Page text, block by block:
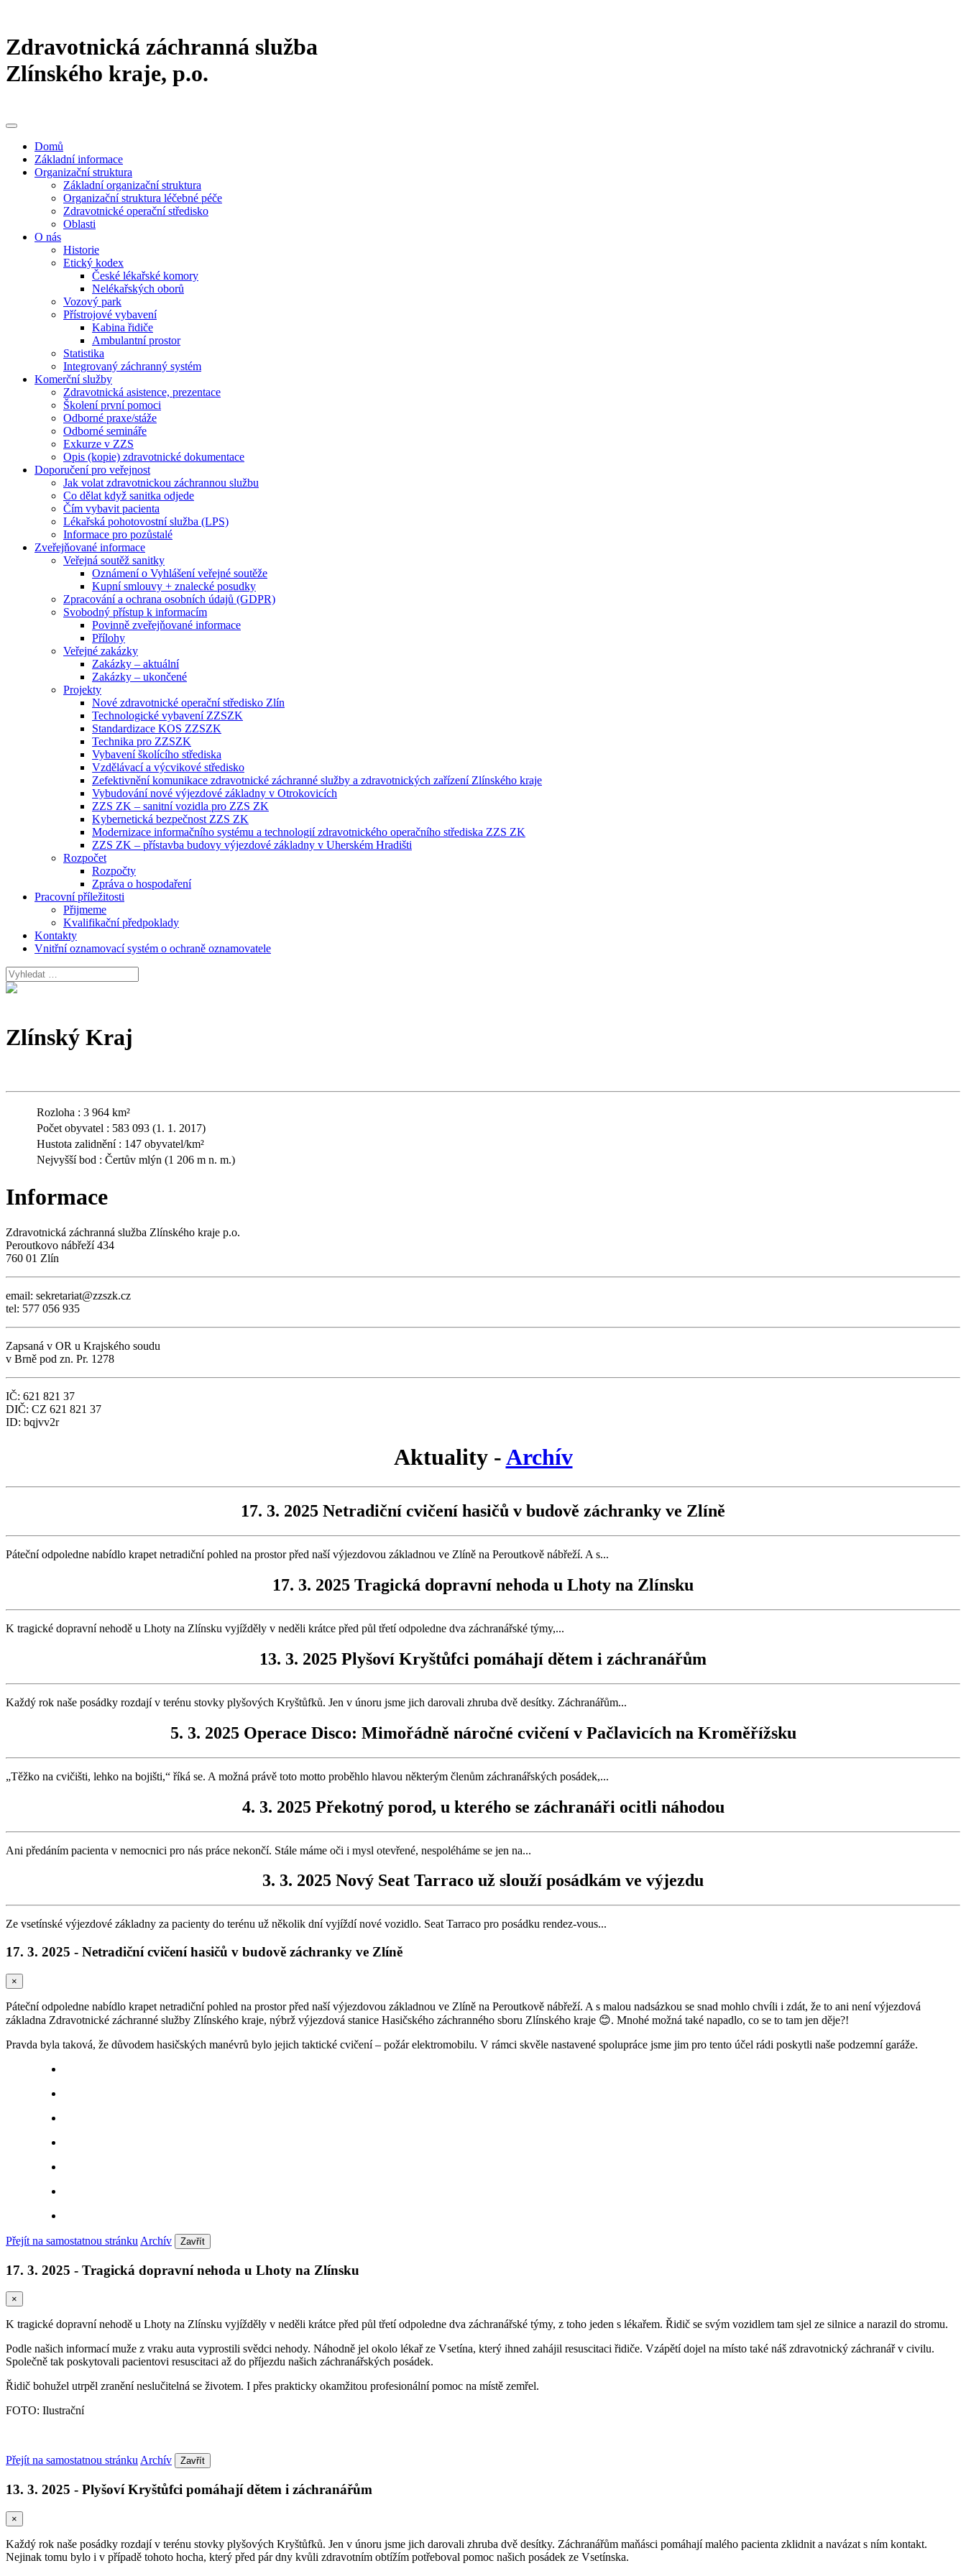
Zdravotnická záchranná služba
Zlínského kraje, p.o.
Domů
Základní informace
Organizační struktura
Základní organizační struktura
Organizační struktura léčebné péče
Zdravotnické operační středisko
Oblasti
O nás
Historie
Etický kodex
České lékařské komory
Nelékařských oborů
Vozový park
Přístrojové vybavení
Kabina řidiče
Ambulantní prostor
Statistika
Integrovaný záchranný systém
Komerční služby
Zdravotnická asistence, prezentace
Školení první pomoci
Odborné praxe/stáže
Odborné semináře
Exkurze v ZZS
Opis (kopie) zdravotnické dokumentace
Doporučení pro veřejnost
Jak volat zdravotnickou záchrannou službu
Co dělat když sanitka odjede
Čím vybavit pacienta
Lékařská pohotovostní služba (LPS)
Informace pro pozůstalé
Zveřejňované informace
Veřejná soutěž sanitky
Oznámení o Vyhlášení veřejné soutěže
Kupní smlouvy + znalecké posudky
Zpracování a ochrana osobních údajů (GDPR)
Svobodný přístup k informacím
Povinně zveřejňované informace
Přílohy
Veřejné zakázky
Zakázky – aktuální
Zakázky – ukončené
Projekty
Nové zdravotnické operační středisko Zlín
Technologické vybavení ZZSZK
Standardizace KOS ZZSZK
Technika pro ZZSZK
Vybavení školícího střediska
Vzdělávací a výcvikové středisko
Zefektivnění komunikace zdravotnické záchranné služby a zdravotnických zařízení Zlínského kraje
Vybudování nové výjezdové základny v Otrokovicích
ZZS ZK – sanitní vozidla pro ZZS ZK
Kybernetická bezpečnost ZZS ZK
Modernizace informačního systému a technologií zdravotnického operačního střediska ZZS ZK
ZZS ZK – přístavba budovy výjezdové základny v Uherském Hradišti
Rozpočet
Rozpočty
Zpráva o hospodaření
Pracovní příležitosti
Přijmeme
Kvalifikační předpoklady
Kontakty
Vnitřní oznamovací systém o ochraně oznamovatele
Zlínský Kraj
Rozloha : 3 964 km²
Počet obyvatel : 583 093 (1. 1. 2017)
Hustota zalidnění : 147 obyvatel/km²
Nejvyšší bod : Čertův mlýn (1 206 m n. m.)
Informace
Zdravotnická záchranná služba Zlínského kraje p.o.
Peroutkovo nábřeží 434
760 01 Zlín
email: sekretariat@zzszk.cz
tel: 577 056 935
Zapsaná v OR u Krajského soudu
v Brně pod zn. Pr. 1278
IČ: 621 821 37
DIČ: CZ 621 821 37
ID: bqjvv2r
Aktuality -Archív
17. 3. 2025 Netradiční cvičení hasičů v budově záchranky ve Zlíně
Páteční odpoledne nabídlo krapet netradiční pohled na prostor před naší výjezdovou základnou ve Zlíně na Peroutkově nábřeží. A s...
17. 3. 2025 Tragická dopravní nehoda u Lhoty na Zlínsku
K tragické dopravní nehodě u Lhoty na Zlínsku vyjížděly v neděli krátce před půl třetí odpoledne dva záchranářské týmy,...
13. 3. 2025 Plyšoví Kryštůfci pomáhají dětem i záchranářům
Každý rok naše posádky rozdají v terénu stovky plyšových Kryštůfků. Jen v únoru jsme jich darovali zhruba dvě desítky. Záchranářům...
5. 3. 2025 Operace Disco: Mimořádně náročné cvičení v Pačlavicích na Kroměřížsku
„Těžko na cvičišti, lehko na bojišti,“ říká se. A možná právě toto motto proběhlo hlavou některým členům záchranářských posádek,...
4. 3. 2025 Překotný porod, u kterého se záchranáři ocitli náhodou
Ani předáním pacienta v nemocnici pro nás práce nekončí. Stále máme oči i mysl otevřené, nespoléháme se jen na...
3. 3. 2025 Nový Seat Tarraco už slouží posádkám ve výjezdu
Ze vsetínské výjezdové základny za pacienty do terénu už několik dní vyjíždí nové vozidlo. Seat Tarraco pro posádku rendez-vous...
17. 3. 2025 - Netradiční cvičení hasičů v budově záchranky ve Zlíně
×
Páteční odpoledne nabídlo krapet netradiční pohled na prostor před naší výjezdovou základnou ve Zlíně na Peroutkově nábřeží. A s malou nadsázkou se snad mohlo chvíli i zdát, že to ani není výjezdová
základna Zdravotnické záchranné služby Zlínského kraje, nýbrž výjezdová stanice Hasičského záchranného sboru Zlínského kraje 😊. Mnohé možná také napadlo, co se to tam jen děje?!
Pravda byla taková, že důvodem hasičských manévrů bylo jejich taktické cvičení – požár elektromobilu. V rámci skvěle nastavené spolupráce jsme jim pro tento účel rádi poskytli naše podzemní garáže.
Přejít na samostatnou stránku Archív Zavřít
17. 3. 2025 - Tragická dopravní nehoda u Lhoty na Zlínsku
×
K tragické dopravní nehodě u Lhoty na Zlínsku vyjížděly v neděli krátce před půl třetí odpoledne dva záchranářské týmy, z toho jeden s lékařem. Řidič se svým vozidlem tam sjel ze silnice a narazil do stromu.
Podle našich informací muže z vraku auta vyprostili svědci nehody. Náhodně jel okolo lékař ze Vsetína, který ihned zahájil resuscitaci řidiče. Vzápětí dojel na místo také náš zdravotnický záchranář v civilu.
Společně tak poskytovali pacientovi resuscitaci až do příjezdu našich záchranářských posádek.
Řidič bohužel utrpěl zranění neslučitelná se životem. I přes prakticky okamžitou profesionální pomoc na místě zemřel.
FOTO: Ilustrační
Přejít na samostatnou stránku Archív Zavřít
13. 3. 2025 - Plyšoví Kryštůfci pomáhají dětem i záchranářům
×
Každý rok naše posádky rozdají v terénu stovky plyšových Kryštůfků. Jen v únoru jsme jich darovali zhruba dvě desítky. Záchranářům maňásci pomáhají malého pacienta zklidnit a navázat s ním kontakt.
Nejinak tomu bylo i v případě tohoto hocha, který před pár dny kvůli zdravotním obtížím potřeboval pomoc našich posádek ze Vsetínska.